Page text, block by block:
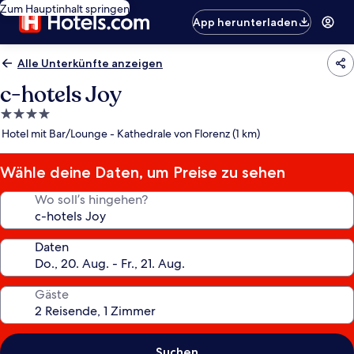
Zum Hauptinhalt springen
App herunterladen
Alle Unterkünfte anzeigen
c-hotels Joy
4.0-
Sterne-
Hotel mit Bar/Lounge - Kathedrale von Florenz (1 km)
Wähle deine Daten, um Preise zu sehen
Wo soll’s hingehen?
Daten
Gäste